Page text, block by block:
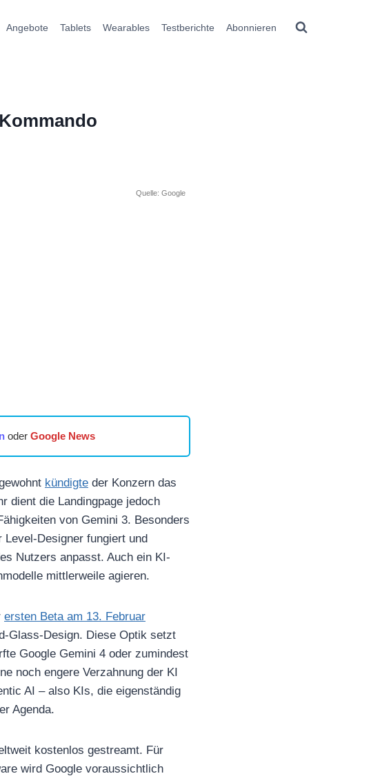
Angebote Tablets Wearables Testberichte Abonnieren
Quelle: Google
oder Google News
kündigte der Konzern das
dient die Landingpage jedoch
von Gemini 3. Besonders
Designer fungiert und
Nutzers anpasst. Auch ein KI-
mittlerweile agieren.
ersten Beta am 13. Februar
Glass-Design. Diese Optik setzt
Google Gemini 4 oder zumindest
noch engere Verzahnung der KI
AI – also KIs, die eigenständig
Agenda.
kostenlos gestreamt. Für
wird Google voraussichtlich